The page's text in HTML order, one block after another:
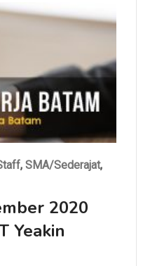
, SMA/Sederajat,
2020
Yeakin